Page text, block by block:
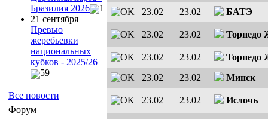
Бразилия 2026
1
21 сентября
Превью
жеребьевки
национальных
кубков - 2025/26
59
Все новости
Форум
23.02
23.02 БАТЭ
23.02 23.02 Торпедо
23.02 23.02
Торпедо
23.02
23.02 Минск
23.02 23.02 Ислочь